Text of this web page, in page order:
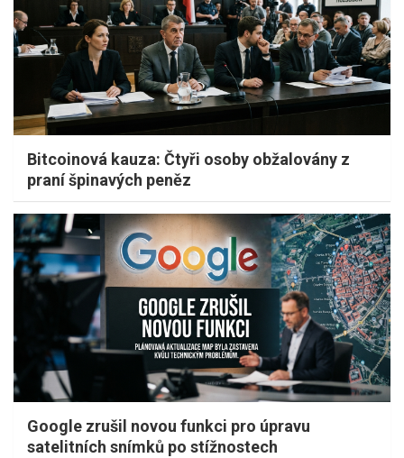
Bitcoinová kauza: Čtyři osoby obžalovány z
praní špinavých peněz
Google zrušil novou funkci pro úpravu
satelitních snímků po stížnostech